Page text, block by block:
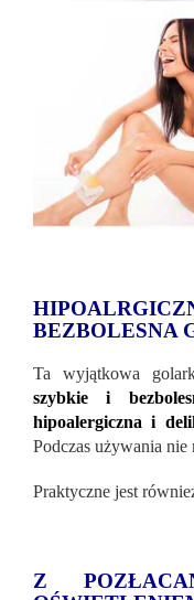
BEZBOLESNA
Ta wyjątkowa
szybkie i
hipoalergiczna i
Podczas używania nie
Praktyczne jest
Z